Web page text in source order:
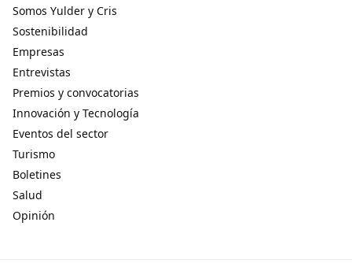
Somos Yulder y Cris
Sostenibilidad
Empresas
Entrevistas
Premios y convocatorias
Innovación y Tecnología
Eventos del sector
Turismo
Boletines
Salud
Opinión